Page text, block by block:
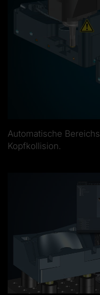
Automatische
Kopfkollision.